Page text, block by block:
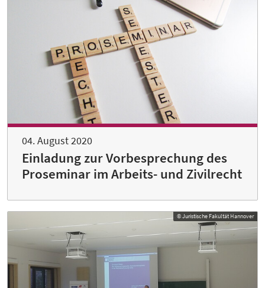
04. August 2020
Einladung zur Vorbesprechung des
Proseminar im Arbeits- und Zivilrecht
© Juristische Fakultät Hannover